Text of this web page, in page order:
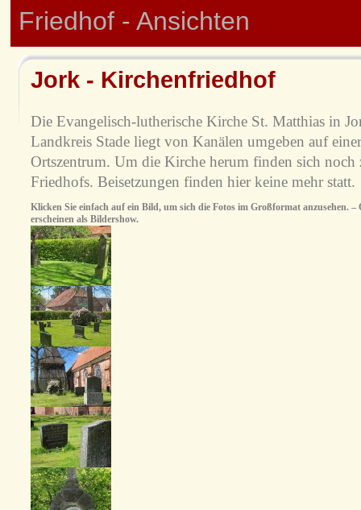
Friedhof - Ansichten
Jork - Kirchenfriedhof
Die Evangelisch-lutherische Kirche St. Matthias in
Landkreis Stade liegt von Kanälen umgeben auf
Ortszentrum. Um die Kirche herum finden sich noch
Friedhofs. Beisetzungen finden hier keine mehr statt.
Klicken Sie einfach auf ein Bild, um sich die Fotos im Großformat anzusehen. –
erscheinen als Bildershow.